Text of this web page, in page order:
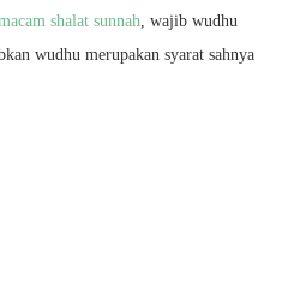
shalat sunnah, wajib wudhu
wudhu merupakan syarat sahnya